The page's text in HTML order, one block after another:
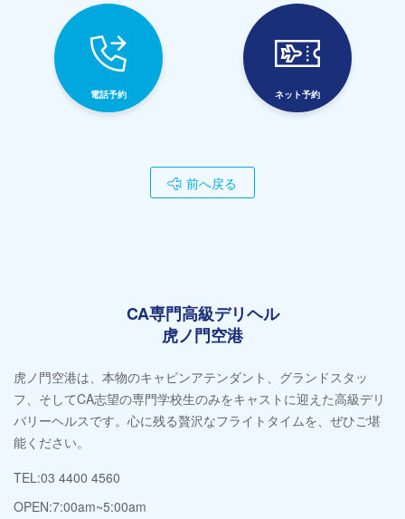
電話予約 ネット予約
前へ戻る
CA専門高級デリヘル
虎ノ門空港
虎ノ門空港は、本物のキャビンアテンダント、グランドスタッ
フ、そしてCA志望の専門学校生のみをキャストに迎えた高級デリ
バリーヘルスです。心に残る贅沢なフライトタイムを、ぜひご堪
能ください。
TEL:03 4400 4560
OPEN:7:00am~5:00am